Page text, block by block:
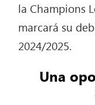
la Champions
marcará su
2024/2025.
Una